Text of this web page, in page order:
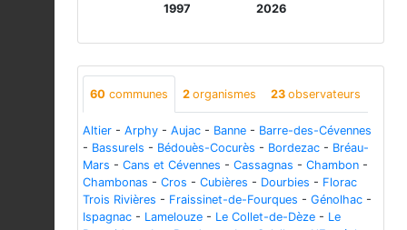
1997 2026
60 communes 2 organismes 23 observateurs
Altier - Arphy - Aujac - Banne - Barre-des-Cévennes
- Bassurels - Bédouès-Cocurès - Bordezac - Bréau-
Mars - Cans et Cévennes - Cassagnas - Chambon -
Chambonas - Cros - Cubières - Dourbies - Florac
Trois Rivières - Fraissinet-de-Fourques - Génolhac -
Ispagnac - Lamelouze - Le Collet-de-Dèze - Le